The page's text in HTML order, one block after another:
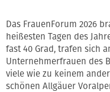
Das FrauenForum 2026
heißesten Tagen des
fast 40 Grad, trafen sich
Unternehmerfrauen des
viele wie zu keinem
schönen Allgäuer